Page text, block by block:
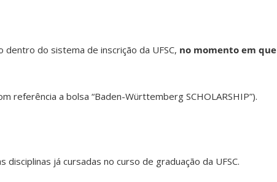
do sistema de inscrição da UFSC, no momento em que
referência a bolsa “Baden-Württemberg SCHOLARSHIP”).
já cursadas no curso de graduação da UFSC.